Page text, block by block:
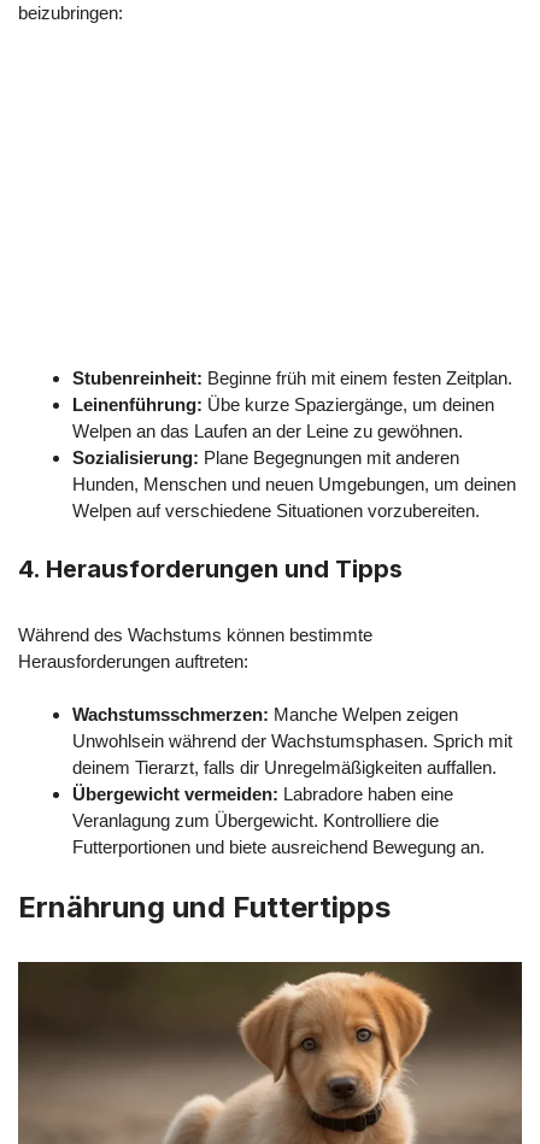
beizubringen:
Stubenreinheit: Beginne früh mit einem festen Zeitplan.
Leinenführung: Übe kurze Spaziergänge, um deinen
Welpen an das Laufen an der Leine zu gewöhnen.
Sozialisierung: Plane Begegnungen mit anderen
Hunden, Menschen und neuen Umgebungen, um deinen
Welpen auf verschiedene Situationen vorzubereiten.
4. Herausforderungen und Tipps
Während des Wachstums können bestimmte
Herausforderungen auftreten:
Wachstumsschmerzen: Manche Welpen zeigen
Unwohlsein während der Wachstumsphasen. Sprich mit
deinem Tierarzt, falls dir Unregelmäßigkeiten auffallen.
Übergewicht vermeiden: Labradore haben eine
Veranlagung zum Übergewicht. Kontrolliere die
Futterportionen und biete ausreichend Bewegung an.
Ernährung und Futtertipps